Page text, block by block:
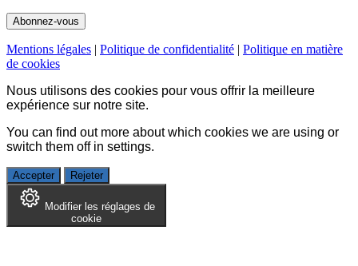
Mentions légales | Politique de confidentialité | Politique en matière
de cookies
Nous utilisons des cookies pour vous offrir la meilleure
expérience sur notre site.
You can find out more about which cookies we are using or
switch them off in settings.
Accepter Rejeter
Modifier les réglages de
cookie